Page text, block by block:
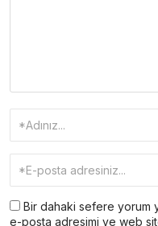
Bir dahaki sefere yorum
e-posta adresimi ve web